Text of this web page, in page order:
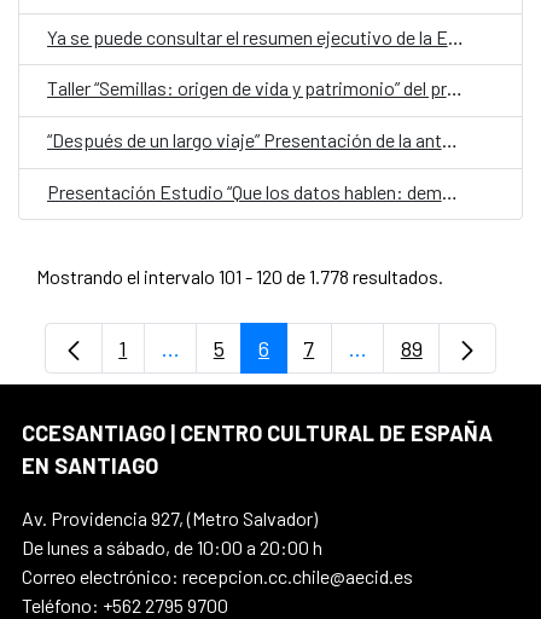
Ya se puede consultar el resumen ejecutivo de la Estrategia de Cooperación Feminista
Taller “Semillas: origen de vida y patrimonio” del proyecto “Germinando nuestro barrio”
“Después de un largo viaje” Presentación de la antología de Naín Nómez
Mostrando el intervalo 101 - 120 de 1.778 resultados.
Página
1 ...Páginas intermedias Use TAB para
Página
5 Página
6 Página
7 ...PáginasPágina
89
CCESANTIAGO | CENTRO CULTURAL DE ESPAÑA
EN SANTIAGO
Av. Providencia 927, (Metro Salvador)
De lunes a sábado, de 10:00 a 20:00 h
Correo electrónico: recepcion.cc.chile@aecid.es
Teléfono: +562 2795 9700